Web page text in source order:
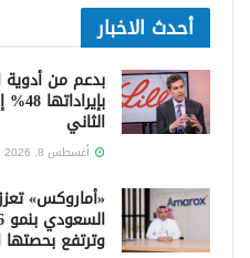
أحدث الاخبار
بدعم من أدوية
الثاني
أغسطس 8, 2026
«أماروكس»
وترتفع بحصتها